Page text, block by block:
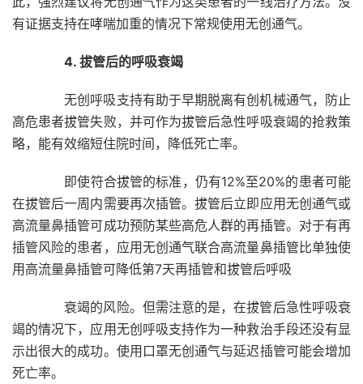
有证据支持在哮喘加重的情况下常规使用无创通气。
4. 拔管后的呼吸衰竭
无创呼吸支持有助于早期脱离有创机械通气，防止
高危患者拔管失败，并可作为拔管后急性呼吸衰竭的抢救策
略，能有效缩短住院时间，降低死亡率。
即使符合拔管的标准，仍有12%至20%的患者可能
在拔管后一周内需要再次插管。拔管后立即应用无创通气或
高流量鼻插管可成功预防某些高危人群的再插管。对于有再
插管风险的患者，应用无创通气联合高流量鼻插管比单独使
用高流量鼻插管可降低第7天再插管和拔管后呼吸
衰竭的风险。但需注意的是，在拔管后急性呼吸衰
竭的情况下，应用无创呼吸支持作为一种救治手段还没有显
示出很大的成功。使用口罩无创通气与延迟插管可能会增加
死亡率。